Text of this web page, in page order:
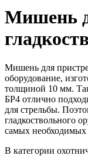
Мишень
Мишень для
оборудование,
толщиной 10 мм.
БР4 отлично
для стрельбы.
гладкоствольного
самых необходимых
В категории